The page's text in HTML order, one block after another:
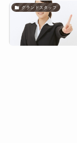
グランドスタッフ